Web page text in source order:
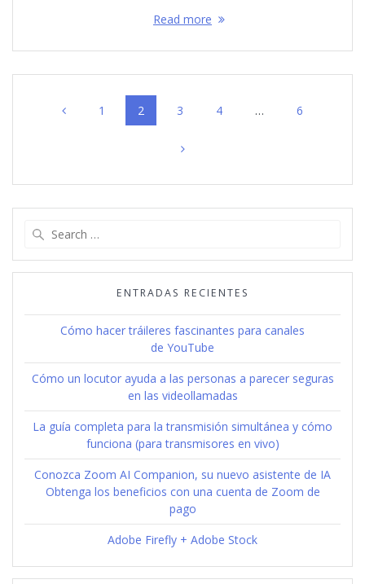
Read more
navigation
Page
1 Page
2 Page
3 Page
4 … Page
6
ENTRADAS RECIENTES
Cómo hacer tráileres fascinantes para canales
de YouTube
Cómo un locutor ayuda a las personas a parecer seguras
en las videollamadas
La guía completa para la transmisión simultánea y cómo
funciona (para transmisores en vivo)
Conozca Zoom AI Companion, su nuevo asistente de IA
Obtenga los beneficios con una cuenta de Zoom de
pago
Adobe Firefly + Adobe Stock